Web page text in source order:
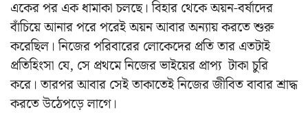
একের পর এক ধামাকা চলছে। বিহার থেকে অয়ন-বর্ষাদের
বাঁচিয়ে আনার পরে পরেই অয়ন আবার অন্যায় করতে শুরু
করেছিল। নিজের পরিবারের লোকেদের প্রতি তার এতটাই
প্রতিহিংসা যে, সে প্রথমে নিজের ভাইয়ের প্রাপ্য টাকা চুরি
করে। তারপর আবার সেই তাকাতেই নিজের জীবিত বাবার শ্রাদ্ধ
করতে উঠেপড়ে লাগে।